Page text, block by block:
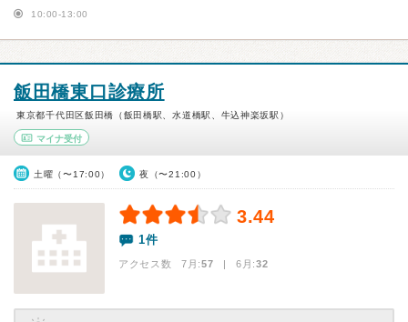
10:00-13:00
飯田橋東口診療所
東京都千代田区飯田橋（飯田橋駅、水道橋駅、牛込神楽坂駅）
マイナ受付
土曜（〜17:00） 夜（〜21:00）
3.44
1件
アクセス数 7月:57 | 6月:32